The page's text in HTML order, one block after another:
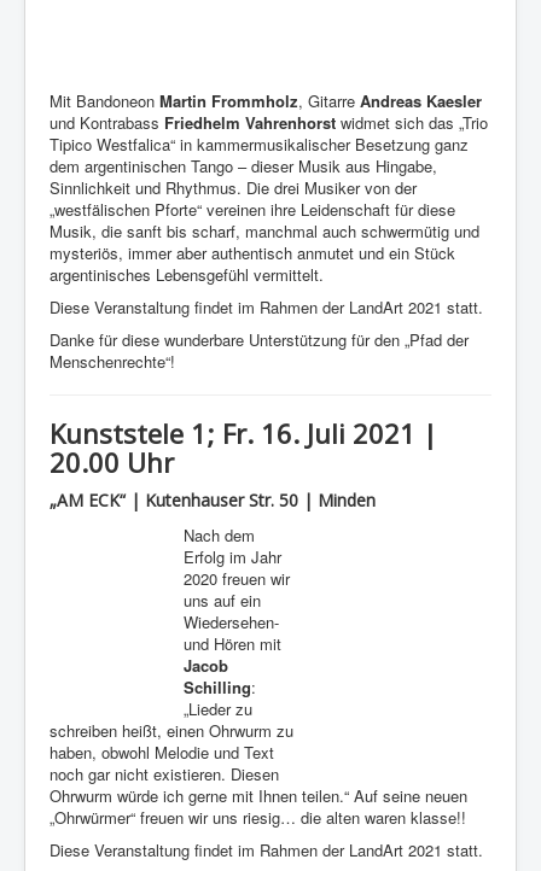
Mit Bandoneon Martin Frommholz, Gitarre Andreas Kaesler
und Kontrabass Friedhelm Vahrenhorst widmet sich das „Trio
Tipico Westfalica“ in kammermusikalischer Besetzung ganz
dem argentinischen Tango – dieser Musik aus Hingabe,
Sinnlichkeit und Rhythmus. Die drei Musiker von der
„westfälischen Pforte“ vereinen ihre Leidenschaft für diese
Musik, die sanft bis scharf, manchmal auch schwermütig und
mysteriös, immer aber authentisch anmutet und ein Stück
argentinisches Lebensgefühl vermittelt.
Diese Veranstaltung findet im Rahmen der LandArt 2021 statt.
Danke für diese wunderbare Unterstützung für den „Pfad der
Menschenrechte“!
Kunststele 1; Fr. 16. Juli 2021 |
20.00 Uhr
„AM ECK“ | Kutenhauser Str. 50 | Minden
Nach dem
Erfolg im Jahr
2020 freuen wir
uns auf ein
Wiedersehen-
und Hören mit
Jacob
Schilling:
„Lieder zu
schreiben heißt, einen Ohrwurm zu
haben, obwohl Melodie und Text
noch gar nicht existieren. Diesen
Ohrwurm würde ich gerne mit Ihnen teilen.“ Auf seine neuen
„Ohrwürmer“ freuen wir uns riesig… die alten waren klasse!!
Diese Veranstaltung findet im Rahmen der LandArt 2021 statt.